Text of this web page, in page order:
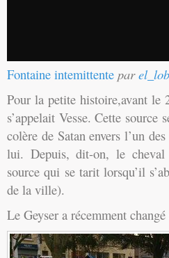
Fontaine intemittente par
Pour la petite histoire,avant
s’appelait Vesse. Cette
colère de Satan envers l’un
lui. Depuis, dit-on, le
source qui se tarit lorsqu’il
de la ville).
Le Geyser a récemment changé